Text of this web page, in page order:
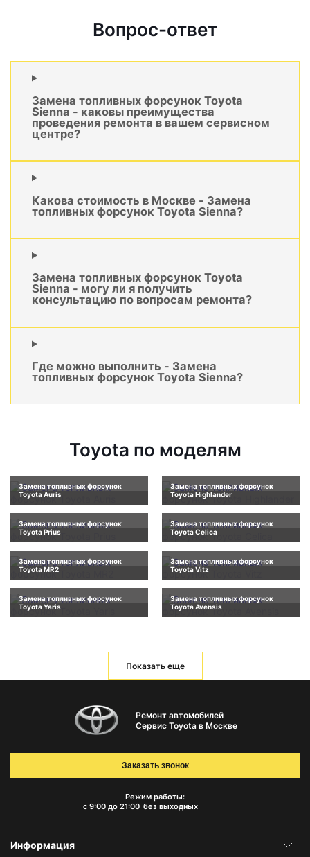
Вопрос-ответ
Замена топливных форсунок Toyota
Sienna - каковы преимущества
проведения ремонта в вашем сервисном
центре?
Какова стоимость в Москве - Замена
топливных форсунок Toyota Sienna?
Замена топливных форсунок Toyota
Sienna - могу ли я получить
консультацию по вопросам ремонта?
Где можно выполнить - Замена
топливных форсунок Toyota Sienna?
Toyota по моделям
Замена топливных форсунок
Toyota Auris
Замена топливных форсунок
Toyota Highlander
Замена топливных форсунок
Toyota Prius
Замена топливных форсунок
Toyota Celica
Замена топливных форсунок
Toyota MR2
Замена топливных форсунок
Toyota Vitz
Замена топливных форсунок
Toyota Yaris
Замена топливных форсунок
Toyota Avensis
Показать еще
Ремонт автомобилей
Сервис Toyota в Москве
Режим работы:
с 9:00 до 21:00 без выходных
Заказать звонок
Информация